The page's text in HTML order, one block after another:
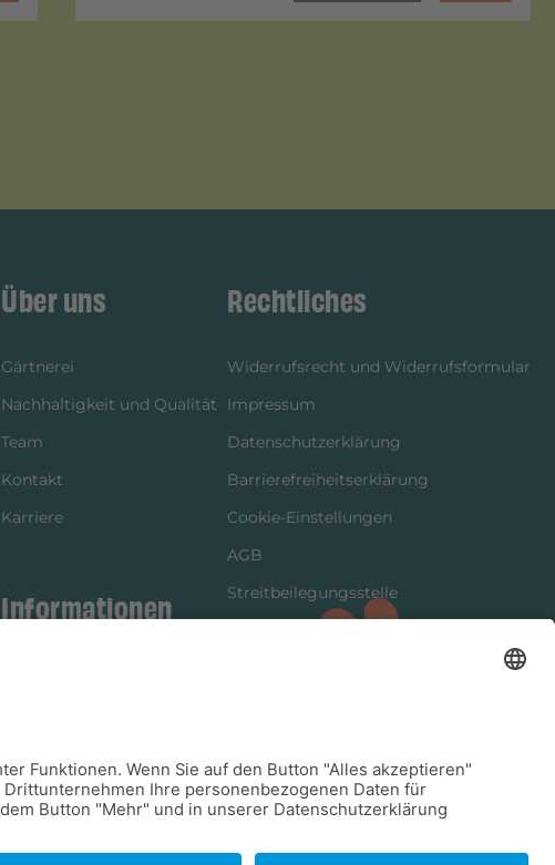
Über uns
Gärtnerei
Nachhaltigkeit und Qualität
Team
Kontakt
Karriere
Informationen
Versandinformationen
Rechtliches
Widerrufsrecht und Widerrufsformular
Impressum
Datenschutzerklärung
Barrierefreiheitserklärung
Cookie-Einstellungen
AGB
Streitbeilegungsstelle